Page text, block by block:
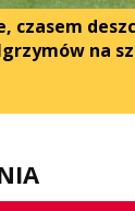
czasem
na